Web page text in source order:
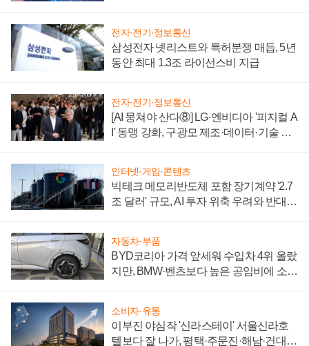
전자·전기·정보통신
삼성전자 넷리스트와 특허분쟁 매듭, 5년
동안 최대 1.3조 라이선스비 지급
전자·전기·정보통신
[AI 뭉쳐야 산다⑧] LG·엔비디아 '피지컬 A
I' 동맹 강화, 구광모 제조·데이터·기술 결
인터넷·게임·콘텐츠
빅테크 메모리반도체 포함 장기계약 '2.7
조 달러' 규모, AI 투자 위축 우려와 반대
자동차·부품
BYD코리아 가격 앞세워 수입차 4위 올랐
지만, BMW·벤츠보다 높은 공임비에 소비
소비자·유통
이부진 야심작 '신라스테이' 서울신라호
텔보다 잘 나가, 평택·주문진·해남·건대로